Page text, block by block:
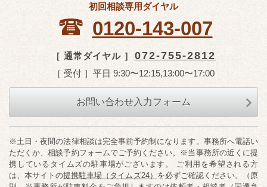
初回相談専用ダイヤル
0120-143-007
［ 通常ダイヤル ］ 072-755-2812
［ 受付 ］平日 9:30〜12:15,13:00〜17:00
お問い合わせ入力フォーム
※土日・夜間の法律相談は完全事前予約制になります。事務所へ電話い
ただくか、相談予約フォームでご予約ください。※当事務所の近くに提
携しているタイムズの駐車場がございます。 ご利用を希望される方
は、本サイトの提携駐車場（タイムズ24） を必ずご確認ください。（原